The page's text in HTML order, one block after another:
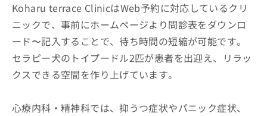
Koharu terrace ClinicはWeb予約に対応しているクリ
ニックで、事前にホームページより問診表をダウンロ
ード〜記入することで、待ち時間の短縮が可能です。
セラピー犬のトイプードル2匹が患者を出迎え、リラッ
クスできる空間を作り上げています。
心療内科・精神科では、抑うつ症状やパニック症状、